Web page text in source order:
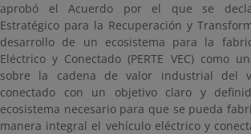
aprobó el Acuerdo por el que se
Estratégico para la Recuperación y
desarrollo de un ecosistema para la
Eléctrico y Conectado (PERTE VEC) como
sobre la cadena de valor industrial del
conectado con un objetivo claro y
ecosistema necesario para que se pueda
manera integral el vehículo eléctrico y